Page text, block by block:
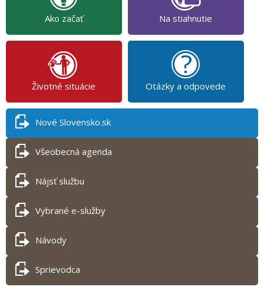
Ako začať Na stiahnutie
Životné situácie Otázky a odpovede
Nové Slovensko.sk
Všeobecná agenda
Nájsť službu
Vybrané e-služby
Návody
Sprievodca